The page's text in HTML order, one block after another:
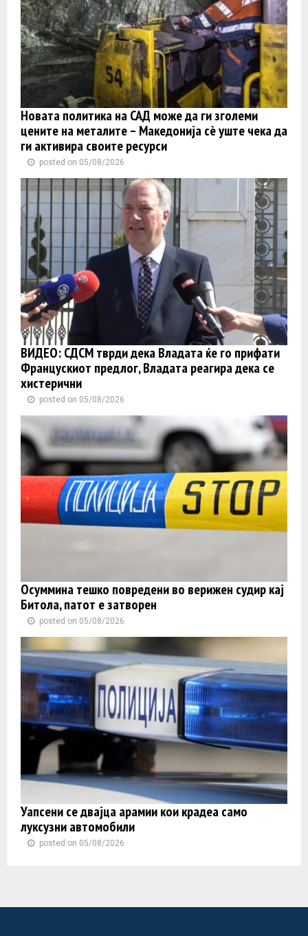
Новата политика на САД може да ги зголеми
цените на металите – Македонија сè уште чека да
ги активира своите ресурси
posted on 05/08/2026
ВИДЕО: СДСМ тврди дека Владата ќе го прифати
Францускиот предлог, Владата реагира дека се
хистерични
posted on 05/08/2026
Осуммина тешко повредени во верижен судир кај
Битола, патот е затворен
posted on 05/08/2026
Уапсени се двајца арамии кои крадеа само
луксузни автомобили
posted on 05/08/2026